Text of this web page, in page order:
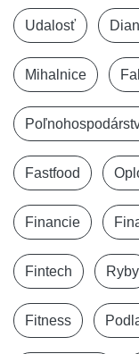
Udalosť
Mihalnice
Fastfood
Financie
Fintech Ryby
Fitness